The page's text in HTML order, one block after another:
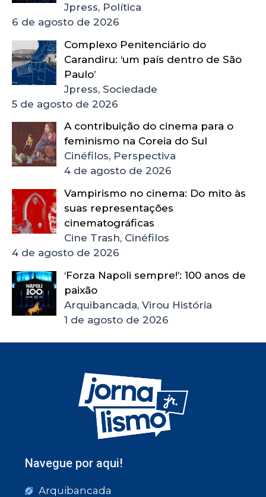
Jpress, Política
6 de agosto de 2026
Complexo Penitenciário do
Carandiru: ‘um país dentro de São
Paulo’
Jpress, Sociedade
5 de agosto de 2026
A contribuição do cinema para o
feminismo na Coreia do Sul
Cinéfilos, Perspectiva
4 de agosto de 2026
Vampirismo no cinema: Do mito às
suas representações
cinematográficas
Cine Trash, Cinéfilos
4 de agosto de 2026
‘Forza Napoli sempre!’: 100 anos de
paixão
Arquibancada, Virou História
1 de agosto de 2026
Navegue por aqui!
Arquibancada